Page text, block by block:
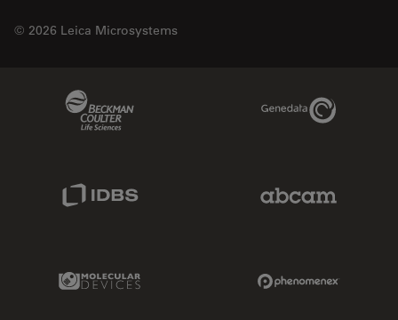
© 2026 Leica Microsystems
Genedata Link
Molecular Devices Link